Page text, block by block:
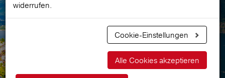
widerrufen.
Cookie-Einstellungen
Alle Cookies akzeptieren